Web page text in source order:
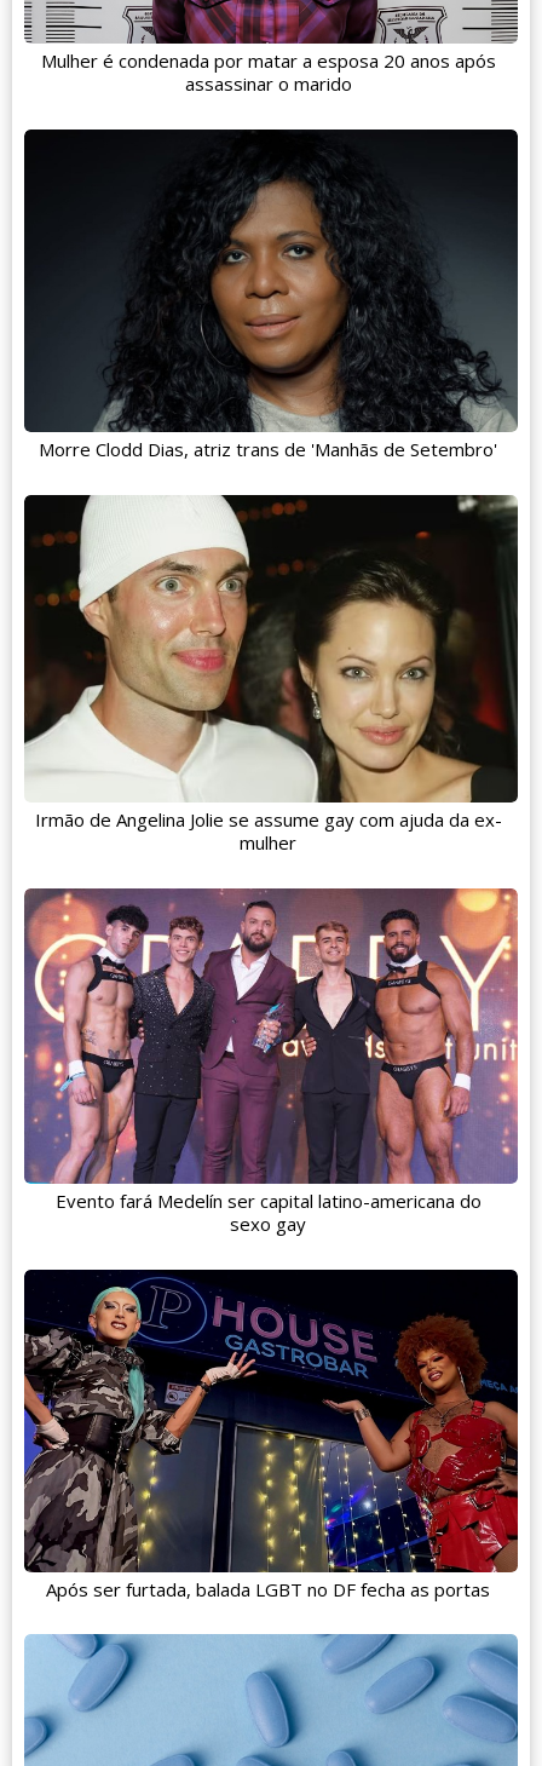
Mulher é condenada por matar a esposa 20 anos após
assassinar o marido
Morre Clodd Dias, atriz trans de 'Manhãs de Setembro'
Irmão de Angelina Jolie se assume gay com ajuda da ex-
mulher
Evento fará Medelín ser capital latino-americana do
sexo gay
Após ser furtada, balada LGBT no DF fecha as portas